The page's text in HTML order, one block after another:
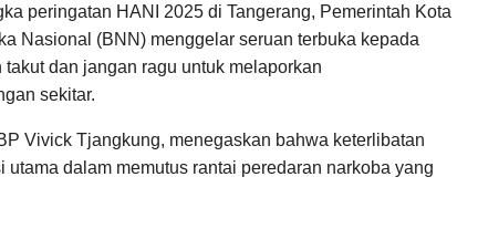
peringatan HANI 2025 di Tangerang, Pemerintah Kota
Nasional (BNN) menggelar seruan terbuka kepada
dan jangan ragu untuk melaporkan
sekitar.
Vivick Tjangkung, menegaskan bahwa keterlibatan
dalam memutus rantai peredaran narkoba yang